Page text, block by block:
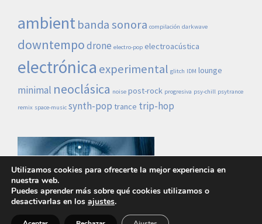
ambientbanda sonora compilación darkwave
downtempodrone electro-pop electroacústica
electrónica experimental glitch IDM lounge
minimal neoclásica noise post-rock progresiva psy-chill psytrance
remix space-music synth-pop trance trip-hop
Lo demás es ruido © 2026 |Política de privacidad
Utilizamos cookies para ofrecerte la mejor experiencia en
nuestra web.
Puedes aprender más sobre qué cookies utilizamos o
desactivarlas en los ajustes.